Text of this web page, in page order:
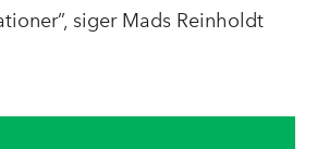
siger Mads Reinholdt